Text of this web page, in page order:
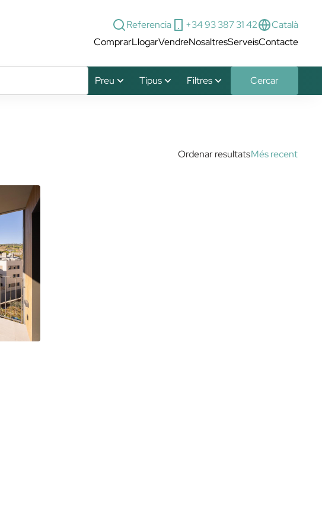
Referencia +34 93 387 31 42
Català
ComprarLlogarVendreNosaltresServeisContacte
Preu Tipus Filtres Cercar
Ordenar resultatsMés recent